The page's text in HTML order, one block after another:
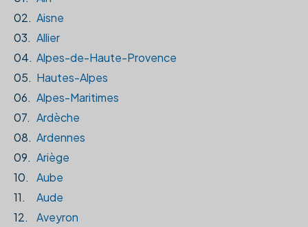
02. Aisne
03. Allier
04. Alpes-de-Haute-Provence
05. Hautes-Alpes
06. Alpes-Maritimes
07. Ardèche
08. Ardennes
09. Ariège
10.
Aube
11.
Aude
12.
Aveyron